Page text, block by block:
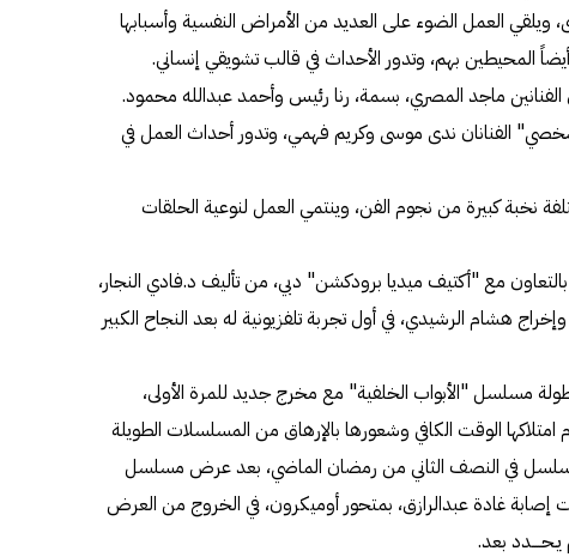
العمل الضوء على العديد من الأمراض النفسية وأسبابها
المحيطين بهم، وتدور الأحداث في قالب تشويقي إنساني.
ماجد المصري، بسمة، رنا رئيس وأحمد عبدالله محمود.
الفنانان ندى موسى وكريم فهمي، وتدور أحداث العمل في
كبيرة من نجوم الفن، وينتمي العمل لنوعية الحلقات
مع "أكتيف ميديا برودكشن" دبي، من تأليف د.فادي النجار،
هشام الرشيدي، في أول تجربة تلفزيونية له بعد النجاح الكبير
مسلسل "الأبواب الخلفية" مع مخرج جديد للمرة الأولى،
حلقة فقط لعدم امتلاكها الوقت الكافي وشعورها بالإرهاق من المسلسلات الطويلة
المسلسل في النصف الثاني من رمضان الماضي، بعد عرض مسلسل
غادة عبدالرازق، بمتحور أوميكرون، في الخروج من العرض
بعد.